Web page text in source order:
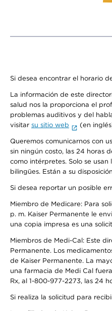
Si desea encontrar el horario
La información de este
salud nos la proporciona el
problemas auditivos y del
visitar su sitio web (en
Queremos comunicarnos con
sin ningún costo, las 24 horas
como intérpretes. Solo se
bilingües. Están a su
Si desea reportar un posible
Miembro de Medicare: Para
p. m. Kaiser Permanente le
una copia impresa es una
Miembros de Medi-Cal: Este
Permanente. Los
de Kaiser Permanente. La
una farmacia de Medi Cal
Rx, al 1-800-977-2273, las 24
Si realiza la solicitud para